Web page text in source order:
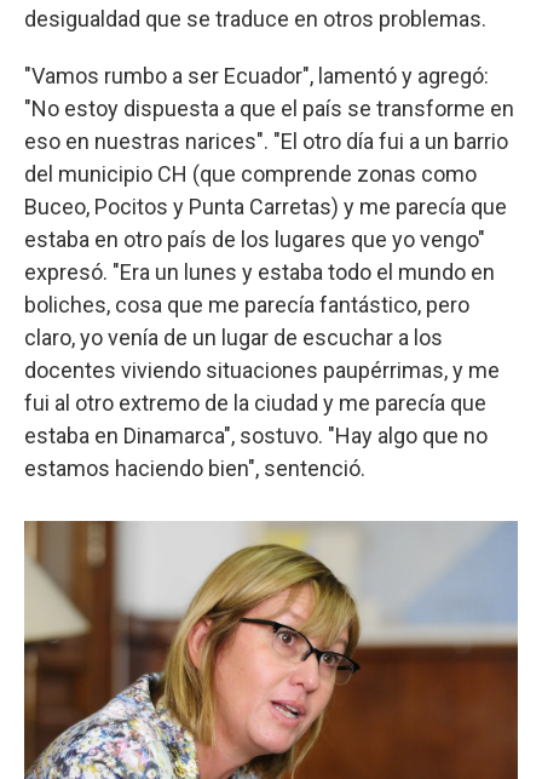
desigualdad que se traduce en otros problemas.
"Vamos rumbo a ser Ecuador", lamentó y agregó:
"No estoy dispuesta a que el país se transforme en
eso en nuestras narices". "El otro día fui a un barrio
del municipio CH (que comprende zonas como
Buceo, Pocitos y Punta Carretas) y me parecía que
estaba en otro país de los lugares que yo vengo"
expresó. "Era un lunes y estaba todo el mundo en
boliches, cosa que me parecía fantástico, pero
claro, yo venía de un lugar de escuchar a los
docentes viviendo situaciones paupérrimas, y me
fui al otro extremo de la ciudad y me parecía que
estaba en Dinamarca", sostuvo. "Hay algo que no
estamos haciendo bien", sentenció.